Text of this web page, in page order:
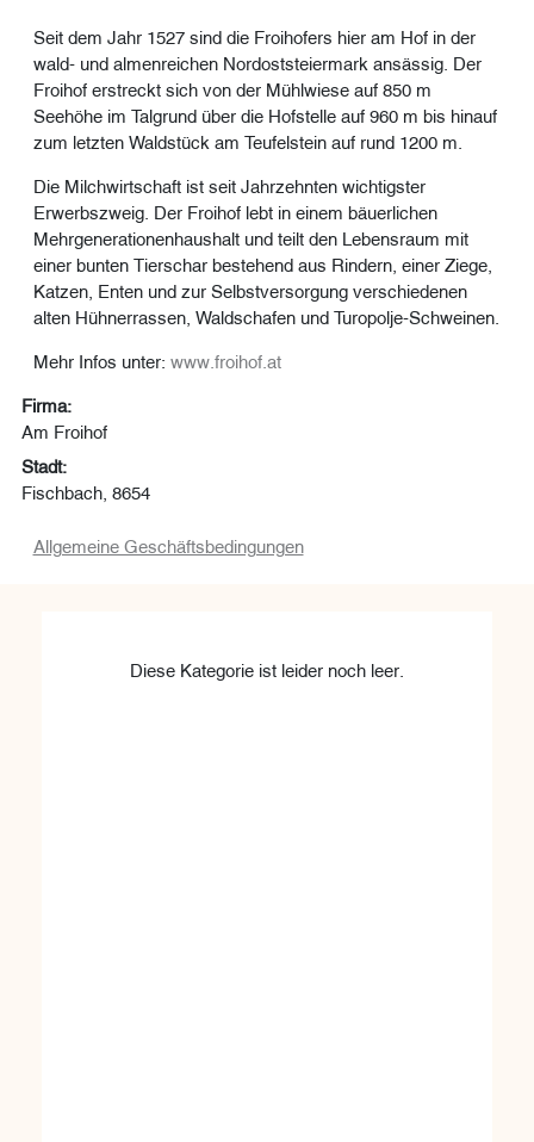
Seit dem Jahr 1527 sind die Froihofers hier am Hof in der
wald- und almenreichen Nordoststeiermark ansässig. Der
Froihof erstreckt sich von der Mühlwiese auf 850 m
Seehöhe im Talgrund über die Hofstelle auf 960 m bis hinauf
zum letzten Waldstück am Teufelstein auf rund 1200 m.
Die Milchwirtschaft ist seit Jahrzehnten wichtigster
Erwerbszweig. Der Froihof lebt in einem bäuerlichen
Mehrgenerationenhaushalt und teilt den Lebensraum mit
einer bunten Tierschar bestehend aus Rindern, einer Ziege,
Katzen, Enten und zur Selbstversorgung verschiedenen
alten Hühnerrassen, Waldschafen und Turopolje-Schweinen.
Mehr Infos unter: www.froihof.at
Firma:
Am Froihof
Stadt:
Fischbach, 8654
Allgemeine Geschäftsbedingungen
Diese Kategorie ist leider noch leer.